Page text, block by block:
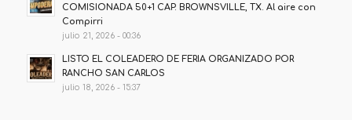
COMISIONADA 50+1 CAP. BROWNSVILLE, TX. Al aire con
Compirri
julio 21, 2026 - 00:36
LISTO EL COLEADERO DE FERIA ORGANIZADO POR
RANCHO SAN CARLOS
julio 18, 2026 - 15:37